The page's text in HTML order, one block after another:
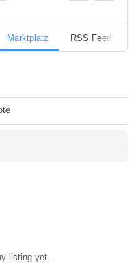
Marktplatz RSS Feeds
listing yet.